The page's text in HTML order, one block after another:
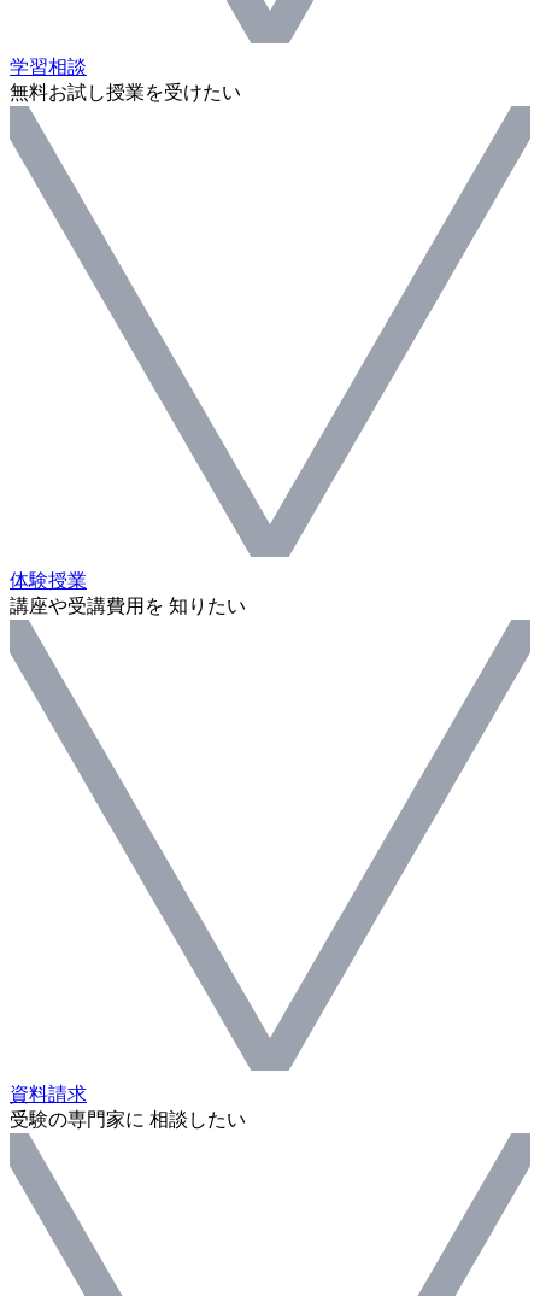
学習相談
無料お試し授業を受けたい
体験授業
講座や受講費用を 知りたい
資料請求
受験の専門家に 相談したい